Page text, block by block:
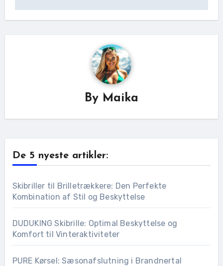
By Maika
De 5 nyeste artikler:
Skibriller til Brilletrækkere: Den Perfekte
Kombination af Stil og Beskyttelse
DUDUKING Skibrille: Optimal Beskyttelse og
Komfort til Vinteraktiviteter
PURE Kørsel: Sæsonafslutning i Brandnertal